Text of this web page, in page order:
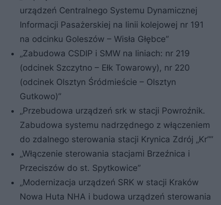
urządzeń Centralnego Systemu Dynamicznej
Informacji Pasażerskiej na linii kolejowej nr 191
na odcinku Goleszów – Wisła Głębce”
„Zabudowa CSDIP i SMW na liniach: nr 219
(odcinek Szczytno – Ełk Towarowy), nr 220
(odcinek Olsztyn Śródmieście – Olsztyn
Gutkowo)”
„Przebudowa urządzeń srk w stacji Powroźnik.
Zabudowa systemu nadrzędnego z włączeniem
do zdalnego sterowania stacji Krynica Zdrój „Kr””
„Włączenie sterowania stacjami Brzeźnica i
Przeciszów do st. Spytkowice”
„Modernizacja urządzeń SRK w stacji Kraków
Nowa Huta NHA i budowa urządzeń sterowania